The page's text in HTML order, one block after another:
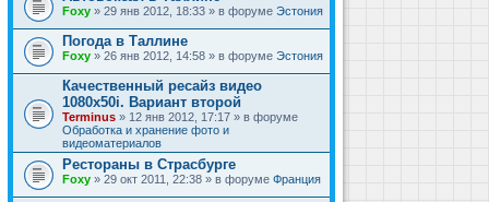
Foxy » 29 янв 2012, 18:33 » в форуме Эстония
Погода в Таллине
Foxy » 26 янв 2012, 14:58 » в форуме Эстония
Качественный ресайз видео
1080x50i. Вариант второй
Terminus » 12 янв 2012, 17:17 » в форуме
Обработка и хранение фото и
видеоматериалов
Рестораны в Страсбурге
Foxy » 29 окт 2011, 22:38 » в форуме Франция